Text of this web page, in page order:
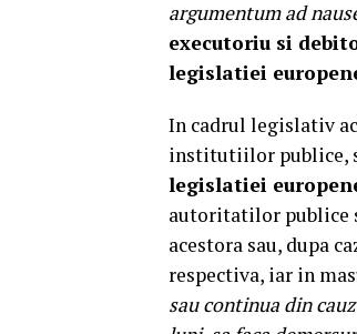
argumentum ad
executoriu si
legislatiei
In cadrul legislativ
institutiilor publice,
legislatiei
autoritatilor publice
acestora sau, dupa
respectiva, iar in
sau continua din